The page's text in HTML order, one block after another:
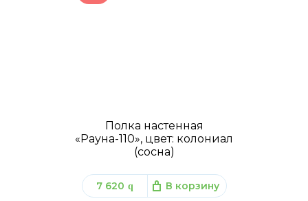
Полка настенная
«Рауна-110», цвет: колониал
(сосна)
7 620 q В корзину